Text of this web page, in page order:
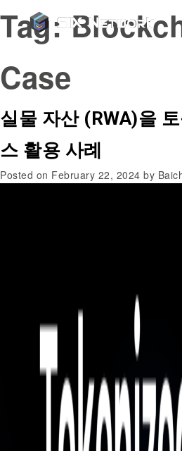
Tag:
Case
실물 자산 (RWA)을
스 활용 사례
Posted on February 22, 2024 by